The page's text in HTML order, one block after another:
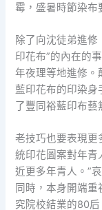
霉，盛暑時節染
除了向沈徒弟進修
印花布”的內在的
年夜理等地進修。
藍印花布的印染
了豐同裕藍印布藝
老技巧也要表現更
統印花圖案對年
近更多年青人。”
同時，本身開端
究院校結業的80